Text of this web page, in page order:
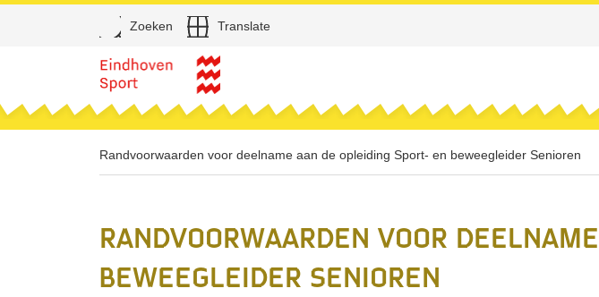
Direct naar de inhoud
Open
Zoeken Translate
Randvoorwaarden voor deelname aan de opleiding Sport- en beweegleider Senioren
Randvoorwaarden voor
beweegleider Senioren